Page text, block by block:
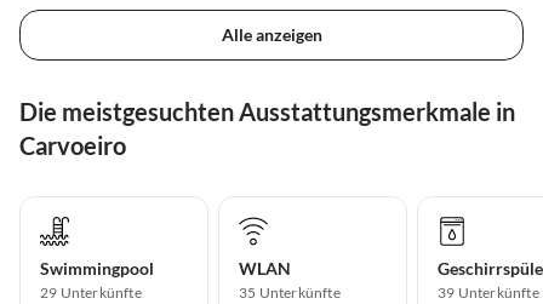
Alle anzeigen
Die meistgesuchten Ausstattungsmerkmale in
Carvoeiro
Swimmingpool
29 Unterkünfte
WLAN
35 Unterkünfte 39 Unterkünfte